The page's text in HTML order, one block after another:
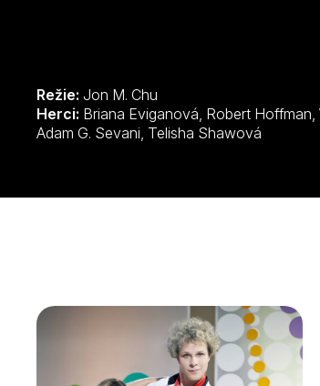
Režie: Jon M. Chu
Herci:
Adam G. Sevani, Telisha Shawová